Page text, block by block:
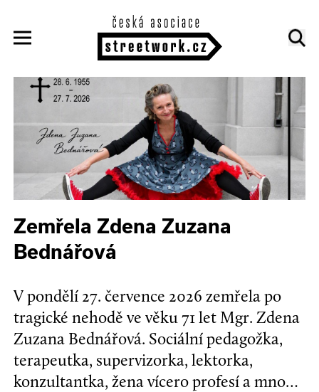
Zemřela Zdena Zuzana
Bednářová
V pondělí 27. července 2026 zemřela po
tragické nehodě ve věku 71 let Mgr. Zdena
Zuzana Bednářová. Sociální pedagožka,
terapeutka, supervizorka, lektorka,
konzultantka, žena vícero profesí a mnoha